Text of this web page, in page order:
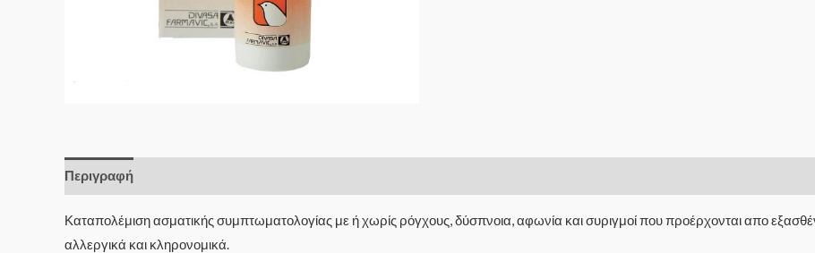
Περιγραφή
Καταπολέμιση ασματικής συμπτωματολογίας με ή χωρίς ρόγχους, δύσπνοια, αφωνία και συριγμοί που προέρχονται απο
αλλεργικά και κληρονομικά.